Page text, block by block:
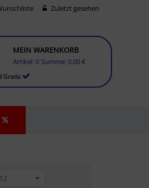
Zuletzt gesehen
Gratis
MEIN WARENKORB
Artikel: 0 Summe: 0,00 €